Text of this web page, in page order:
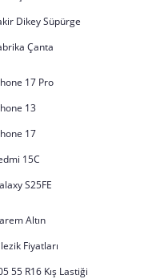
Dikey Süpürge
Çanta
17 Pro
13
17
15C
S25FE
Altın
Fiyatları
55 R16 Kış Lastiği